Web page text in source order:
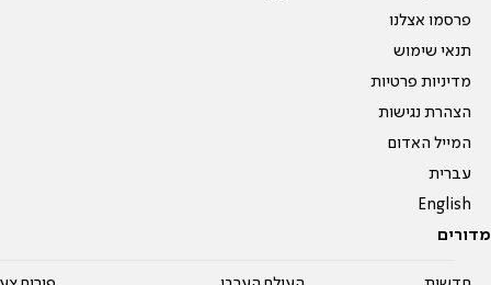
פרסמו אצלנו
תנאי שימוש
מדיניות פרטיות
הצהרת נגישות
המייל האדום
עברית
English
מדורים